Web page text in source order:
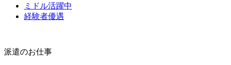
ミドル活躍中
経験者優遇
派遣のお仕事